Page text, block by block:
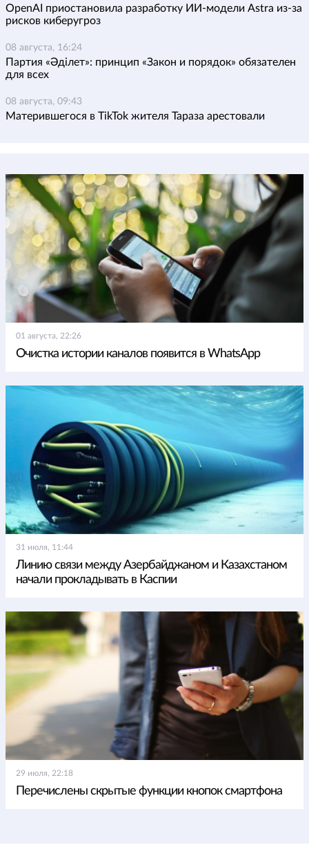
OpenAI приостановила разработку ИИ-модели Astra из-за
рисков киберугроз
08 августа, 16:24
Партия «Әділет»: принцип «Закон и порядок» обязателен
для всех
08 августа, 09:43
Матерившегося в TikTok жителя Тараза арестовали
01 августа, 22:26
Очистка истории каналов появится в WhatsApp
31 июля, 11:44
Линию связи между Азербайджаном и Казахстаном
начали прокладывать в Каспии
29 июля, 22:18
Перечислены скрытые функции кнопок смартфона